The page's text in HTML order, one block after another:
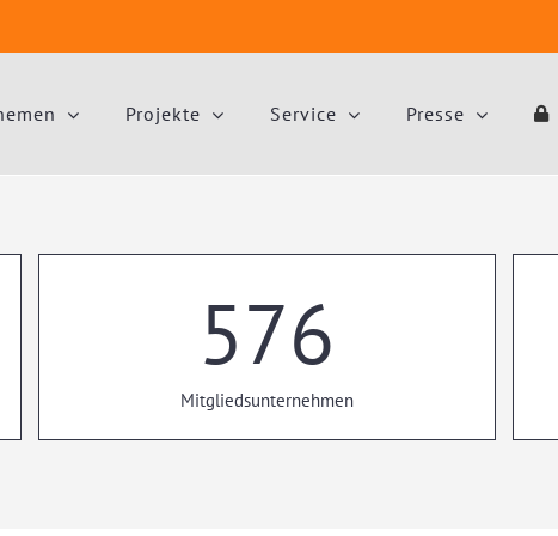
Projekte Service Presse
576
Mitgliedsunternehmen